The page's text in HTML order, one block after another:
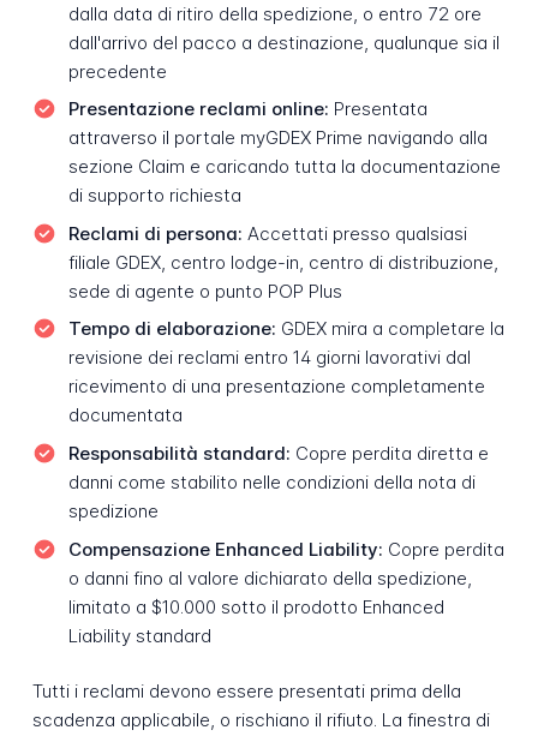
dalla data di ritiro della spedizione, o entro 72 ore
dall'arrivo del pacco a destinazione, qualunque sia il
precedente
Presentazione reclami online: Presentata
attraverso il portale myGDEX Prime navigando alla
sezione Claim e caricando tutta la documentazione
di supporto richiesta
Reclami di persona: Accettati presso qualsiasi
filiale GDEX, centro lodge-in, centro di distribuzione,
sede di agente o punto POP Plus
Tempo di elaborazione: GDEX mira a completare la
revisione dei reclami entro 14 giorni lavorativi dal
ricevimento di una presentazione completamente
documentata
Responsabilità standard: Copre perdita diretta e
danni come stabilito nelle condizioni della nota di
spedizione
Compensazione Enhanced Liability: Copre perdita
o danni fino al valore dichiarato della spedizione,
limitato a $10.000 sotto il prodotto Enhanced
Liability standard
Tutti i reclami devono essere presentati prima della
scadenza applicabile, o rischiano il rifiuto. La finestra di